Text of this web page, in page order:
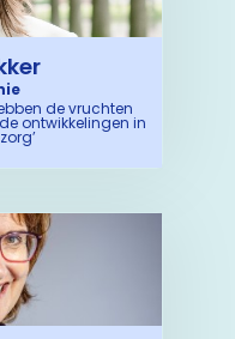
de vruchten
ontwikkelingen in